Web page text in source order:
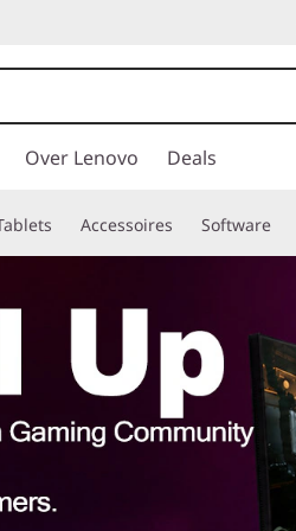
Over Lenovo Deals
Accessoires Software